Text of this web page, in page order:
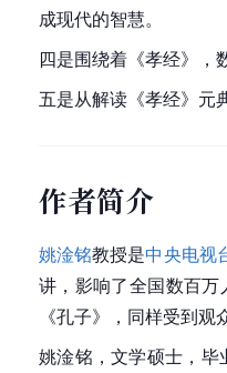
成现代的智慧。
四是围绕着《孝经》，
五是从解读《孝经》元
作者简介
姚淦铭教授是中央电视
讲，影响了全国数百
《孔子》，同样受到
姚淦铭，文学硕士，毕